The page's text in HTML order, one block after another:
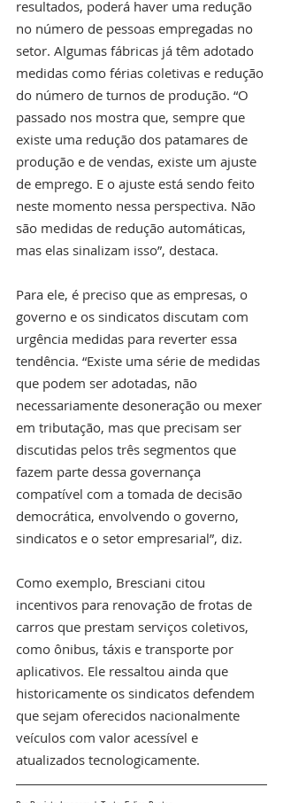
resultados, poderá haver uma redução
no número de pessoas empregadas no
setor. Algumas fábricas já têm adotado
medidas como férias coletivas e redução
do número de turnos de produção. “O
passado nos mostra que, sempre que
existe uma redução dos patamares de
produção e de vendas, existe um ajuste
de emprego. E o ajuste está sendo feito
neste momento nessa perspectiva. Não
são medidas de redução automáticas,
mas elas sinalizam isso”, destaca.
Para ele, é preciso que as empresas, o
governo e os sindicatos discutam com
urgência medidas para reverter essa
tendência. “Existe uma série de medidas
que podem ser adotadas, não
necessariamente desoneração ou mexer
em tributação, mas que precisam ser
discutidas pelos três segmentos que
fazem parte dessa governança
compatível com a tomada de decisão
democrática, envolvendo o governo,
sindicatos e o setor empresarial”, diz.
Como exemplo, Bresciani citou
incentivos para renovação de frotas de
carros que prestam serviços coletivos,
como ônibus, táxis e transporte por
aplicativos. Ele ressaltou ainda que
historicamente os sindicatos defendem
que sejam oferecidos nacionalmente
veículos com valor acessível e
atualizados tecnologicamente.